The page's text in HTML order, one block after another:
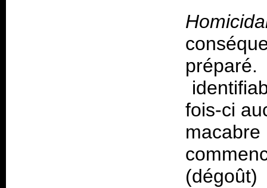
fois-ci